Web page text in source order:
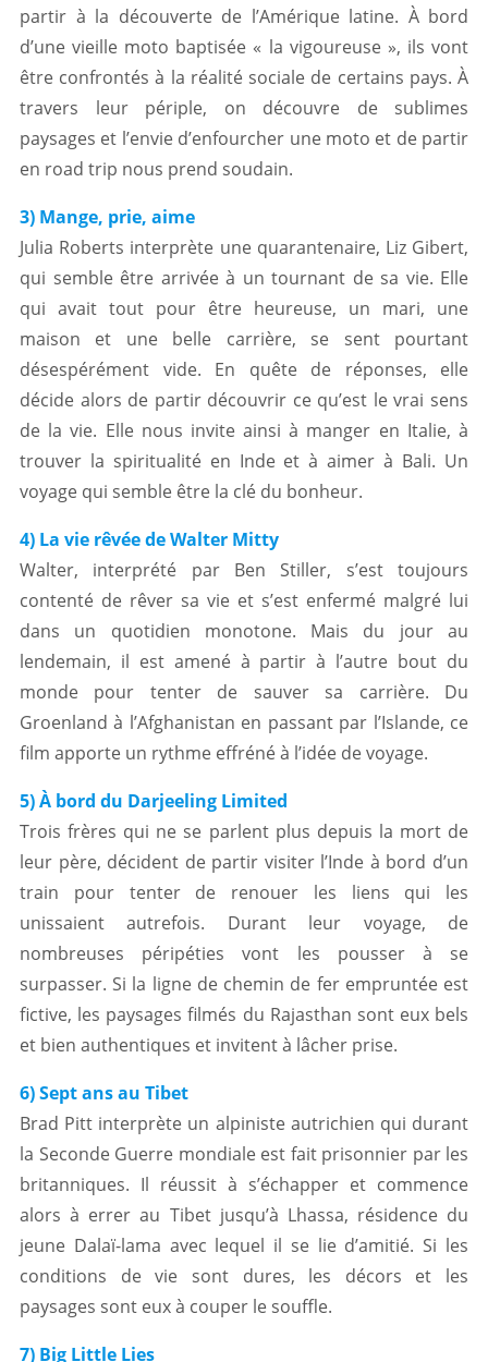
partir à la découverte de l’Amérique latine. À bord
d’une vieille moto baptisée « la vigoureuse », ils vont
être confrontés à la réalité sociale de certains pays. À
travers leur périple, on découvre de sublimes
paysages et l’envie d’enfourcher une moto et de partir
en road trip nous prend soudain.
3) Mange, prie, aime
Julia Roberts interprète une quarantenaire, Liz Gibert,
qui semble être arrivée à un tournant de sa vie. Elle
qui avait tout pour être heureuse, un mari, une
maison et une belle carrière, se sent pourtant
désespérément vide. En quête de réponses, elle
décide alors de partir découvrir ce qu’est le vrai sens
de la vie. Elle nous invite ainsi à manger en Italie, à
trouver la spiritualité en Inde et à aimer à Bali. Un
voyage qui semble être la clé du bonheur.
4) La vie rêvée de Walter Mitty
Walter, interprété par Ben Stiller, s’est toujours
contenté de rêver sa vie et s’est enfermé malgré lui
dans un quotidien monotone. Mais du jour au
lendemain, il est amené à partir à l’autre bout du
monde pour tenter de sauver sa carrière. Du
Groenland à l’Afghanistan en passant par l’Islande, ce
film apporte un rythme effréné à l’idée de voyage.
5) À bord du Darjeeling Limited
Trois frères qui ne se parlent plus depuis la mort de
leur père, décident de partir visiter l’Inde à bord d’un
train pour tenter de renouer les liens qui les
unissaient autrefois. Durant leur voyage, de
nombreuses péripéties vont les pousser à se
surpasser. Si la ligne de chemin de fer empruntée est
fictive, les paysages filmés du Rajasthan sont eux bels
et bien authentiques et invitent à lâcher prise.
6) Sept ans au Tibet
Brad Pitt interprète un alpiniste autrichien qui durant
la Seconde Guerre mondiale est fait prisonnier par les
britanniques. Il réussit à s’échapper et commence
alors à errer au Tibet jusqu’à Lhassa, résidence du
jeune Dalaï-lama avec lequel il se lie d’amitié. Si les
conditions de vie sont dures, les décors et les
paysages sont eux à couper le souffle.
7) Big Little Lies